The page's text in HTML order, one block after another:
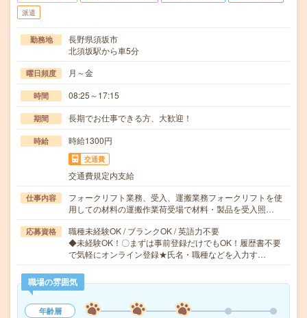
派遣
勤務地
長野県須坂市
北須坂駅から車5分
曜日頻度 月～金
時間 08:25～17:15
期間 長期でお仕事できる方、大歓迎！
時給 時給1300円
交通費
交通費規定内支給
仕事内容
フォークリフト業務、受入、運搬業務フォークリフトを使
用しての材料の運搬作業荷受場で材料・製品を受入照…
応募資格
職種未経験OK / ブランクOK / 英語力不要
◆未経験OK！〇まずは事前登録だけでもOK！履歴書不要
で気軽にオンライン登録★氏名・職種などを入力す…
職場の雰囲気
年齢層